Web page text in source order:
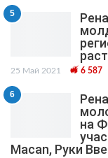
5
25 Май 2021 6 587
6
на
Macan, Руки